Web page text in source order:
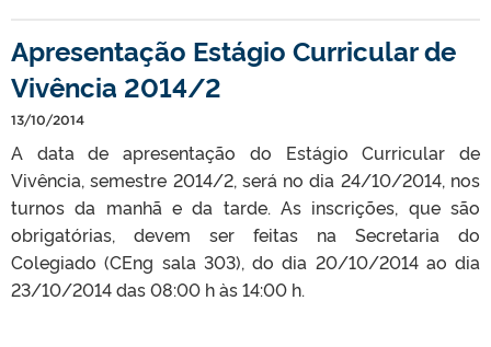
Apresentação Estágio Curricular de
Vivência 2014/2
13/10/2014
A data de apresentação do Estágio Curricular de
Vivência, semestre 2014/2, será no dia 24/10/2014, nos
turnos da manhã e da tarde. As inscrições, que são
obrigatórias, devem ser feitas na Secretaria do
Colegiado (CEng sala 303), do dia 20/10/2014 ao dia
23/10/2014 das 08:00 h às 14:00 h.